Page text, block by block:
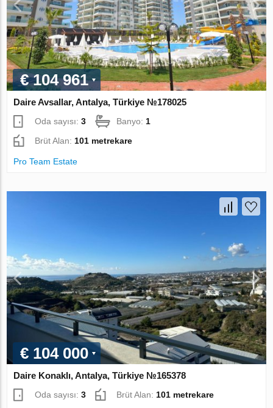
€ 104 961
Daire Avsallar, Antalya, Türkiye №178025
Oda sayısı:3 Banyo: 1
Brüt Alan: 101 metrekare
Pro Team Estate
€ 104 000
Daire Konaklı, Antalya, Türkiye №165378
Oda sayısı:3 Brüt Alan: 101 metrekare